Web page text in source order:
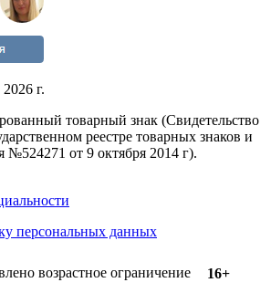
г.
товарный знак (Свидетельство
реестре товарных знаков и
№524271 от 9 октября 2014 г).
персональных данных
возрастное ограничение 16+